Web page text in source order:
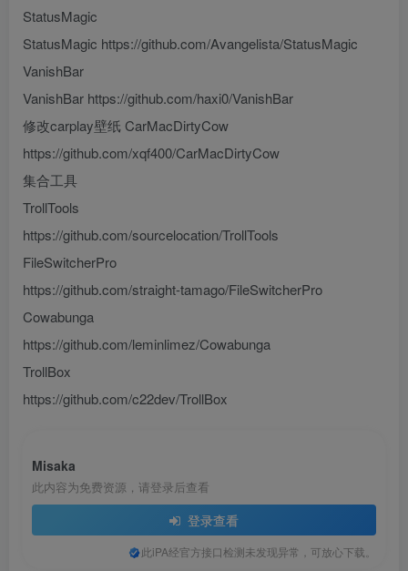
StatusMagic
StatusMagic https://github.com/Avangelista/StatusMagic
VanishBar
VanishBar https://github.com/haxi0/VanishBar
修改carplay壁纸 CarMacDirtyCow
https://github.com/xqf400/CarMacDirtyCow
集合工具
TrollTools
https://github.com/sourcelocation/TrollTools
FileSwitcherPro
https://github.com/straight-tamago/FileSwitcherPro
Cowabunga
https://github.com/leminlimez/Cowabunga
TrollBox
https://github.com/c22dev/TrollBox
Misaka
此内容为免费资源，请登录后查看
登录查看
此iPA经官方接口检测未发现异常，可放心下载。